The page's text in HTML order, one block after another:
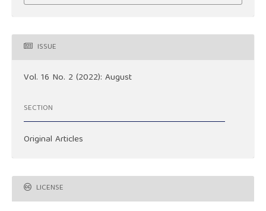
ISSUE
Vol. 16 No. 2 (2022): August
SECTION
Original Articles
LICENSE